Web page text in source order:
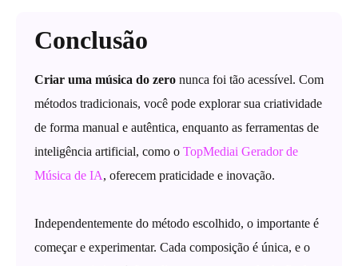
Conclusão
Criar uma música do zero nunca foi tão acessível. Com
métodos tradicionais, você pode explorar sua criatividade
de forma manual e autêntica, enquanto as ferramentas de
inteligência artificial, como o TopMediai Gerador de
Música de IA, oferecem praticidade e inovação.
Independentemente do método escolhido, o importante é
começar e experimentar. Cada composição é única, e o